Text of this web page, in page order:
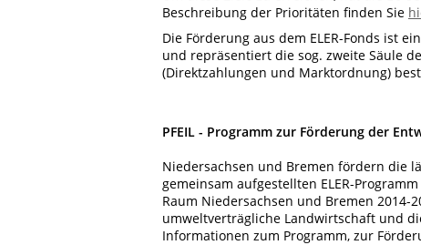
Beschreibung der Prioritäten finden Sie
Die Förderung aus dem ELER-Fonds ist
und repräsentiert die sog. zweite Säule
(Direktzahlungen und Marktordnung)
PFEIL - Programm zur Förderung der
Niedersachsen und Bremen fördern die
gemeinsam aufgestellten ELER-
Raum Niedersachsen und Bremen 2014-
umweltverträgliche Landwirtschaft und
Informationen zum Programm, zur